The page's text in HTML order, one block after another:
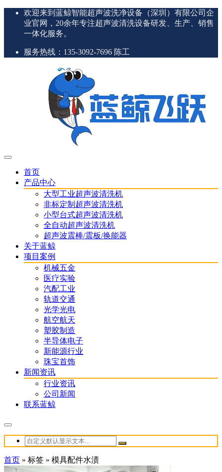
欢迎来到蓝鲸智能超声波洗净设备（深圳）有限公司企
业官网，20余年专注超声波清洗设备研发、生产、销售
一体化服务。
服务热线：135-3092-7696 陈工
首页
产品中心
大型工业超声波清洗机
非标定制超声波清洗机
小型台式超声波清洗机
全自动超声波清洗机
超声波震棒/震板/换能器
关于蓝鲸
项目案例
机械五金
医疗实验
汽配工业
轨道交通
光学光电
航空航天
塑胶制造
半导体电子
新能源行业
珠宝首饰
新闻资讯
行业资讯
公司新闻
联系蓝鲸
首页 » 标签 » 模具配件水渍